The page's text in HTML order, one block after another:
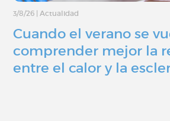
3/8/26 | Actualidad
Cuando el verano se
comprender mejor la
entre el calor y la